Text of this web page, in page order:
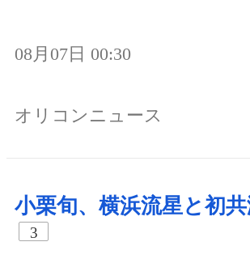
08月07日 00:30
オリコンニュース
小栗旬、横浜流星と初
3